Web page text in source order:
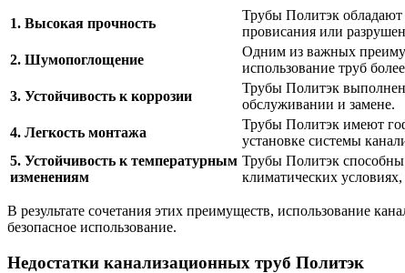
1. Высокая прочность
Трубы Политэк обладают
провисания или
2. Шумопоглощение
Одним из важных
использование труб
3. Устойчивость к коррозии
Трубы Политэк
обслуживании и замене.
4. Легкость монтажа
Трубы Политэк имеют
установке системы
5. Устойчивость к температурным
изменениям
Трубы Политэк
климатических
В результате сочетания этих преимуществ, использование
безопасное использование.
Недостатки канализационных труб Политэк